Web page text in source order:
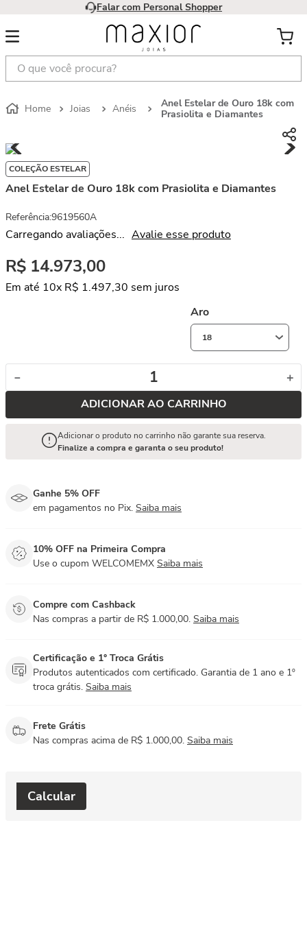
Falar com Personal Shopper
Joias Anéis
Anel Estelar de Ouro 18k com
Prasiolita e Diamantes
COLEÇÃO ESTELAR
Anel Estelar de Ouro 18k com Prasiolita e Diamantes
Referência:9619560A
Carregando avaliações... Avalie esse produto
R$ 14.973,00
Em até 10x R$ 1.497,30 sem juros
Aro
18
＋
－
ADICIONAR AO CARRINHO
Adicionar o produto no carrinho não garante sua reserva.
Finalize a compra e garanta o seu produto!
Ganhe 5% OFF
em pagamentos no Pix. Saiba mais
10% OFF na Primeira Compra
Use o cupom WELCOMEMX Saiba mais
Compre com Cashback
Nas compras a partir de R$ 1.000,00. Saiba mais
Certificação e 1° Troca Grátis
Produtos autenticados com certificado. Garantia de 1 ano e 1º
troca grátis. Saiba mais
Frete Grátis
Nas compras acima de R$ 1.000,00. Saiba mais